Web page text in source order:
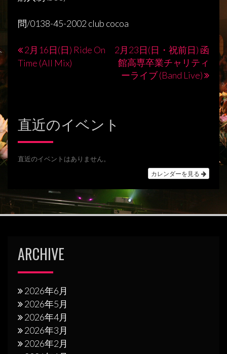
問/0138-45-2002 club cocoa
投
ゲ
ー
シ
ン
2月16日(日) Ride On
Time (All Mix)
2月23日(日・祝前日) 函
館高専卒業チャリティ
ーライブ (Band Live)
直近のイベント
直近のイベントはありません。
カレンダーを見る
ARCHIVE
2026年6月
2026年5月
2026年4月
2026年3月
2026年2月